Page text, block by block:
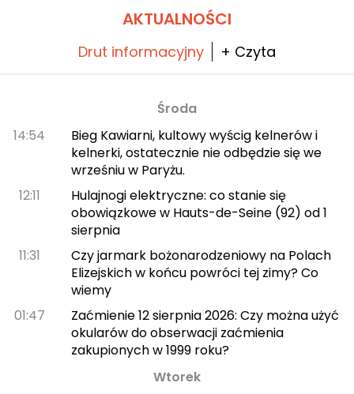
AKTUALNOŚCI
Drut informacyjny + Czyta
Środa
14:54
Bieg Kawiarni, kultowy wyścig kelnerów i
kelnerki, ostatecznie nie odbędzie się we
wrześniu w Paryżu.
12:11
Hulajnogi elektryczne: co stanie się
obowiązkowe w Hauts-de-Seine (92) od 1
sierpnia
11:31
Czy jarmark bożonarodzeniowy na Polach
Elizejskich w końcu powróci tej zimy? Co
wiemy
01:47
Zaćmienie 12 sierpnia 2026: Czy można użyć
okularów do obserwacji zaćmienia
zakupionych w 1999 roku?
Wtorek